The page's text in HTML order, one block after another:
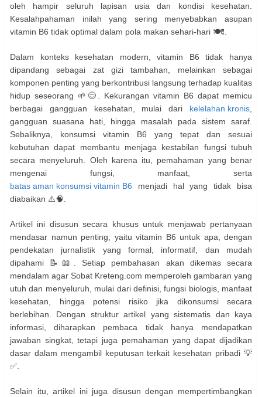
oleh hampir seluruh lapisan usia dan kondisi kesehatan.
Kesalahpahaman inilah yang sering menyebabkan asupan
vitamin B6 tidak optimal dalam pola makan sehari-hari 🍽️❗.
Dalam konteks kesehatan modern, vitamin B6 tidak hanya
dipandang sebagai zat gizi tambahan, melainkan sebagai
komponen penting yang berkontribusi langsung terhadap kualitas
hidup seseorang 🌱😊. Kekurangan vitamin B6 dapat memicu
berbagai gangguan kesehatan, mulai dari kelelahan kronis
gangguan suasana hati, hingga masalah pada sistem saraf.
Sebaliknya, konsumsi vitamin B6 yang tepat dan sesuai
kebutuhan dapat membantu menjaga kestabilan fungsi tubuh
secara menyeluruh. Oleh karena itu, pemahaman yang benar
mengenai fungsi, manfaat, serta
batas aman konsumsi vitamin B6 menjadi hal yang tidak bisa
diabaikan ⚠️🧠.
Artikel ini disusun secara khusus untuk menjawab pertanyaan
mendasar namun penting, yaitu vitamin B6 untuk apa, dengan
pendekatan jurnalistik yang formal, informatif, dan mudah
dipahami 📝📖. Setiap pembahasan akan dikemas secara
mendalam agar Sobat Kreteng.com memperoleh gambaran yang
utuh dan menyeluruh, mulai dari definisi, fungsi biologis, manfaat
kesehatan, hingga potensi risiko jika dikonsumsi secara
berlebihan. Dengan struktur artikel yang sistematis dan kaya
informasi, diharapkan pembaca tidak hanya mendapatkan
jawaban singkat, tetapi juga pemahaman yang dapat dijadikan
dasar dalam mengambil keputusan terkait kesehatan pribadi 💡
✅.
Selain itu, artikel ini juga disusun dengan mempertimbangkan